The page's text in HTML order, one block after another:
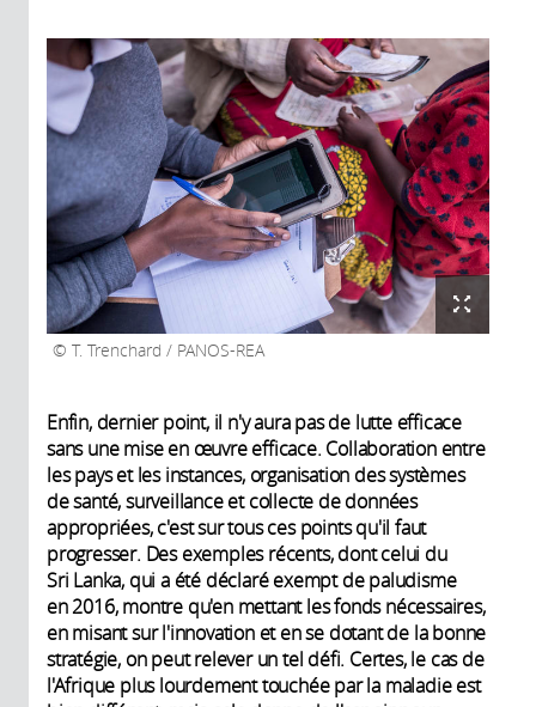
T. Trenchard / PANOS-REA
Enfin, dernier point, il n'y aura pas de lutte efficace
sans une mise en œuvre efficace. Collaboration entre
les pays et les instances, organisation des systèmes
de santé, surveillance et collecte de données
appropriées, c'est sur tous ces points qu'il faut
progresser. Des exemples récents, dont celui du
Sri Lanka, qui a été déclaré exempt de paludisme
en 2016, montre qu'en mettant les fonds nécessaires,
en misant sur l'innovation et en se dotant de la bonne
stratégie, on peut relever un tel défi. Certes, le cas de
l'Afrique plus lourdement touchée par la maladie est